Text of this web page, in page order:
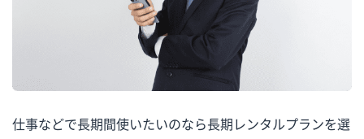
仕事などで長期間使いたいのなら長期レンタルプランを選